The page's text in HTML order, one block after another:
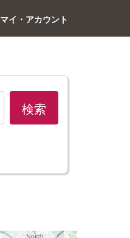
マイ・アカウント
検索